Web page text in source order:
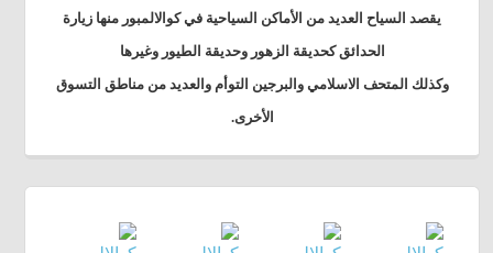
يقصد السياح العديد من الأماكن السياحية في كوالالمبور منها زيارة
الحدائق كحديقة الزهور وحديقة الطيور وغيرها
وكذلك المتحف الاسلامي والبرجين التوأم والعديد من مناطق التسوق
الأخرى.